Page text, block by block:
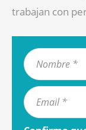
trabajan con